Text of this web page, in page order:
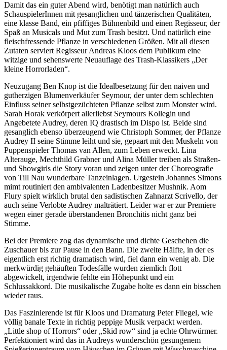
Damit das ein guter Abend wird, benötigt man natürlich auch
SchauspielerInnen mit gesanglichen und tänzerischen Qualitäten,
eine klasse Band, ein pfiffiges Bühnenbild und einen Regisseur, der
Spaß an Musicals und Mut zum Trash besitzt. Und natürlich eine
fleischfressende Pflanze in verschiedenen Größen. Mit all diesen
Zutaten serviert Regisseur Andreas Kloos dem Publikum eine
witzige und sehenswerte Neuauflage des Trash-Klassikers „Der
kleine Horrorladen“.
Neuzugang Ben Knop ist die Idealbesetzung für den naiven und
gutherzigen Blumenverkäufer Seymour, der unter dem schlechten
Einfluss seiner selbstgezüchteten Pflanze selbst zum Monster wird.
Sarah Horak verkörpert allerliebst Seymours Kollegin und
Angebetete Audrey, deren IQ drastisch im Dispo ist. Beide sind
gesanglich ebenso überzeugend wie Christoph Sommer, der Pflanze
Audrey II seine Stimme leiht und sie, gepaart mit den Muskeln von
Puppenspieler Thomas van Allen, zum Leben erweckt. Lina
Alterauge, Mechthild Grabner und Alina Müller treiben als Straßen-
und Showgirls die Story voran und zeigen unter der Choreografie
von Till Nau wunderbare Tanzeinlagen. Urgestein Johannes Simons
mimt routiniert den ambivalenten Ladenbesitzer Mushnik. Aom
Flury spielt wirklich brutal den sadistischen Zahnarzt Scrivello, der
auch seine Verlobte Audrey malträtiert. Leider war er zur Premiere
wegen einer gerade überstandenen Bronchitis nicht ganz bei
Stimme.
Bei der Premiere zog das dynamische und dichte Geschehen die
Zuschauer bis zur Pause in den Bann. Die zweite Hälfte, in der es
eigentlich erst richtig dramatisch wird, fiel dann ein wenig ab. Die
merkwürdig gehäuften Todesfälle wurden ziemlich flott
abgewickelt, irgendwie fehlte ein Höhepunkt und ein
Schlussakkord. Die musikalische Zugabe holte es dann ein bisschen
wieder raus.
Das Faszinierende ist für Kloos und Dramaturg Peter Fliegel, wie
völlig banale Texte in richtig peppige Musik verpackt werden.
„Little shop of Horrors“ oder „Skid row“ sind ja echte Ohrwürmer.
Perfektioniert wird das in Audreys wunderschön gesungenem